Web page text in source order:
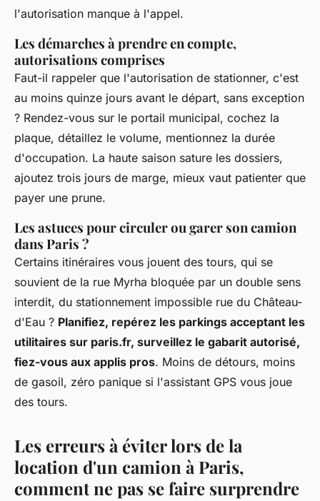
l'autorisation manque à l'appel.
Les démarches à prendre en compte,
autorisations comprises
Faut-il rappeler que l'autorisation de stationner, c'est
au moins quinze jours avant le départ, sans exception
? Rendez-vous sur le portail municipal, cochez la
plaque, détaillez le volume, mentionnez la durée
d'occupation. La haute saison sature les dossiers,
ajoutez trois jours de marge, mieux vaut patienter que
payer une prune.
Les astuces pour circuler ou garer son camion
dans Paris ?
Certains itinéraires vous jouent des tours, qui se
souvient de la rue Myrha bloquée par un double sens
interdit, du stationnement impossible rue du Château-
d'Eau ? Planifiez, repérez les parkings acceptant les
utilitaires sur paris.fr, surveillez le gabarit autorisé,
fiez-vous aux applis pros. Moins de détours, moins
de gasoil, zéro panique si l'assistant GPS vous joue
des tours.
Les erreurs à éviter lors de la
location d'un camion à Paris,
comment ne pas se faire surprendre